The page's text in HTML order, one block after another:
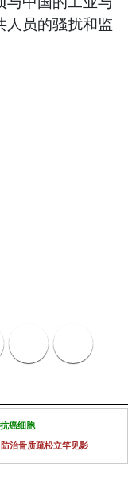
人员的骚扰和监
癌细胞
治骨质疏松立竿见影